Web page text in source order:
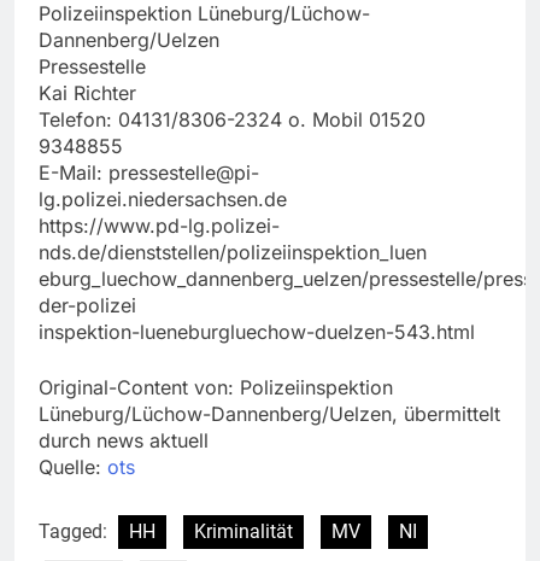
Polizeiinspektion Lüneburg/Lüchow-
Dannenberg/Uelzen
Pressestelle
Kai Richter
Telefon: 04131/8306-2324 o. Mobil 01520
9348855
E-Mail: pressestelle@pi-
lg.polizei.niedersachsen.de
https://www.pd-lg.polizei-
nds.de/dienststellen/polizeiinspektion_luen
eburg_luechow_dannenberg_uelzen/pressestelle/
der-polizei
inspektion-lueneburgluechow-duelzen-543.html
Original-Content von: Polizeiinspektion
Lüneburg/Lüchow-Dannenberg/Uelzen, übermittelt
durch news aktuell
Quelle: ots
Tagged: HH Kriminalität MV
NI